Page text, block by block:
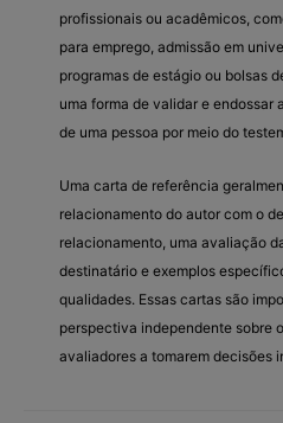
profissionais ou acadêmicos,
para emprego, admissão em
programas de estágio ou bolsas
uma forma de validar e
de uma pessoa por meio do
Uma carta de referência
relacionamento do autor com o
relacionamento, uma avaliação
destinatário e exemplos
qualidades. Essas cartas são
perspectiva independente sobre
avaliadores a tomarem decisões